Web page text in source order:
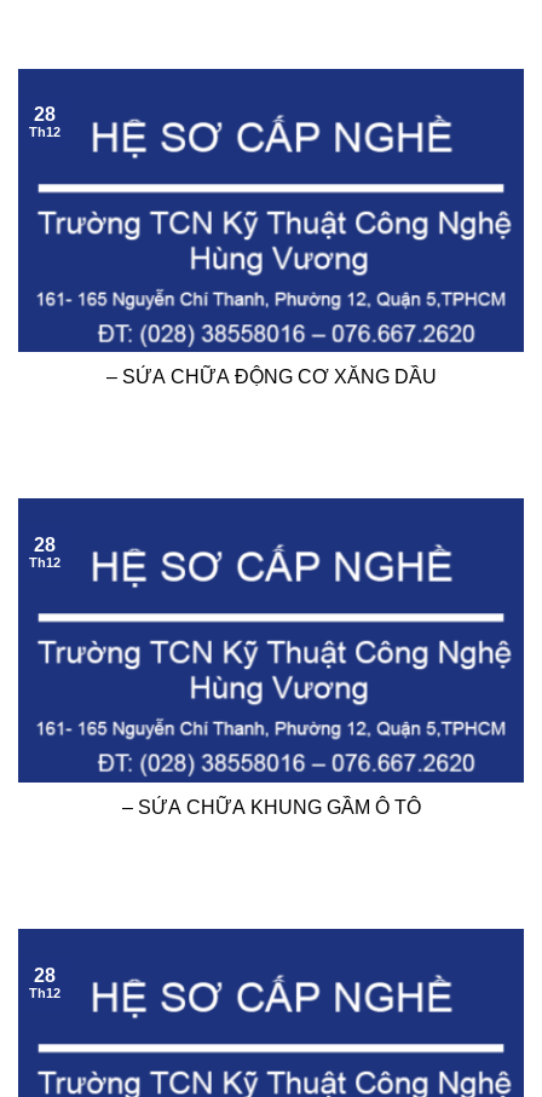
– SỬA CHỮA ĐỘNG CƠ XĂNG DẦU
28
Th12
– SỬA CHỮA KHUNG GẦM Ô TÔ
28
Th12
28
Th12